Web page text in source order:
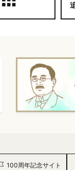
追
100周年記念サイト